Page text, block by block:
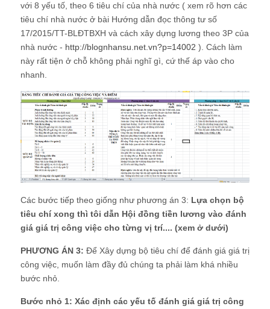
với 8 yếu tố, theo 6 tiêu chí của nhà nước ( xem rõ hơn các
tiêu chí nhà nước ở bài Hướng dẫn đọc thông tư số
17/2015/TT-BLĐTBXH và cách xây dựng lương theo 3P của
nhà nước - http://blognhansu.net.vn?p=14002 ). Cách làm
này rất tiện ở chỗ không phải nghĩ gì, cứ thế áp vào cho
nhanh.
Các bước tiếp theo giống như phương án 3: Lựa chọn bộ
tiêu chí xong thì tôi dẫn Hội đồng tiền lương vào đánh
giá giá trị công việc cho từng vị trí.... (xem ở dưới)
PHƯƠNG ÁN 3: Để Xây dựng bộ tiêu chí để đánh giá giá trị
công việc, muốn làm đầy đủ chúng ta phải làm khá nhiều
bước nhỏ.
Bước nhỏ 1: Xác định các yếu tố đánh giá giá trị công